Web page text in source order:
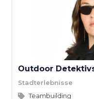
Outdoor
Stadterlebnisse
Teambuilding